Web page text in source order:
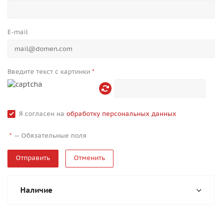
E-mail
Введите текст с картинки *
Я согласен на обработку персональных данных
* — Обязательные поля
Отменить
Наличие